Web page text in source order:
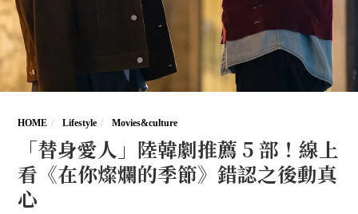
HOME Lifestyle Movies&culture
「替身愛人」陸韓劇推薦 5 部！線上
看《在你燦爛的季節》錯認之後動真
心